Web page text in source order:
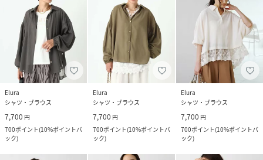
Elura
シャツ・ブラウス
7,700 円
700ポイント(10%ポイントバ
ック)
Elura
シャツ・ブラウス
7,700 円
700ポイント(10%ポイントバ
ック)
Elura
シャツ・ブラウス
7,700 円
700ポイント(10%ポイントバ
ック)